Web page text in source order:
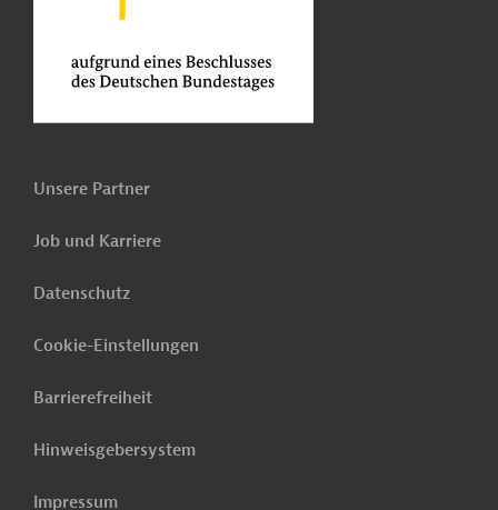
Unsere Partner
Job und Karriere
Datenschutz
Cookie-Einstellungen
Barrierefreiheit
Hinweisgebersystem
Impressum